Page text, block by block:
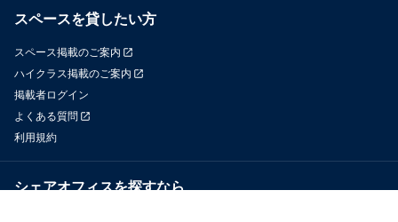
スペースを貸したい方
スペース掲載のご案内
ハイクラス掲載のご案内
掲載者ログイン
よくある質問
利用規約
シェアオフィスを探すなら